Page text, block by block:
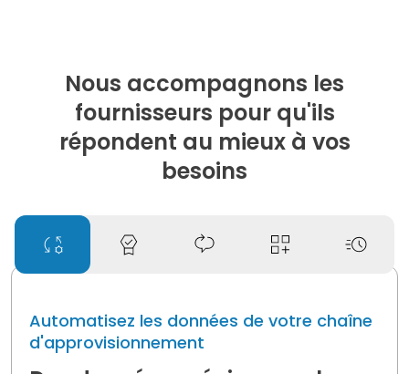
Nous accompagnons les
fournisseurs pour qu'ils
répondent au mieux à vos
besoins
Automatisez les données de votre chaîne
d'approvisionnement